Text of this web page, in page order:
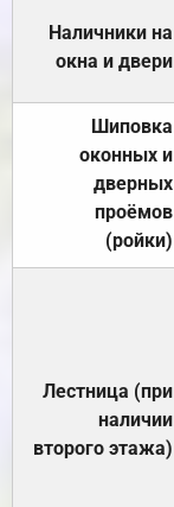
Наличники на
окна и двери
Шиповка
оконных и
дверных
проёмов
(ройки)
Лестница (при
наличии
второго этажа)